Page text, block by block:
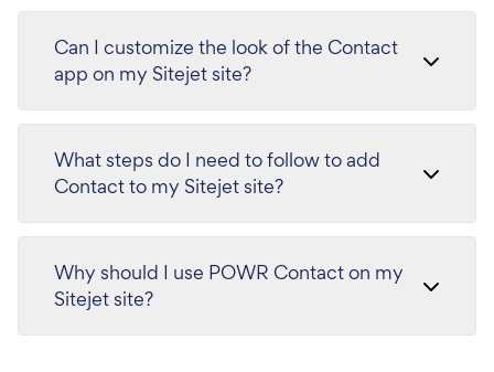
Can I customize the look of the Contact
app on my Sitejet site?
What steps do I need to follow to add
Contact to my Sitejet site?
Why should I use POWR Contact on my
Sitejet site?